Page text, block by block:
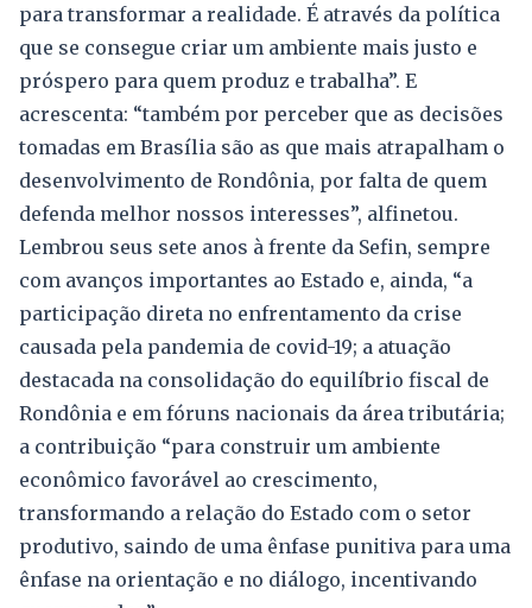
para transformar a realidade. É através da política
que se consegue criar um ambiente mais justo e
próspero para quem produz e trabalha”. E
acrescenta: “também por perceber que as decisões
tomadas em Brasília são as que mais atrapalham o
desenvolvimento de Rondônia, por falta de quem
defenda melhor nossos interesses”, alfinetou.
Lembrou seus sete anos à frente da Sefin, sempre
com avanços importantes ao Estado e, ainda, “a
participação direta no enfrentamento da crise
causada pela pandemia de covid-19; a atuação
destacada na consolidação do equilíbrio fiscal de
Rondônia e em fóruns nacionais da área tributária;
a contribuição “para construir um ambiente
econômico favorável ao crescimento,
transformando a relação do Estado com o setor
produtivo, saindo de uma ênfase punitiva para uma
ênfase na orientação e no diálogo, incentivando